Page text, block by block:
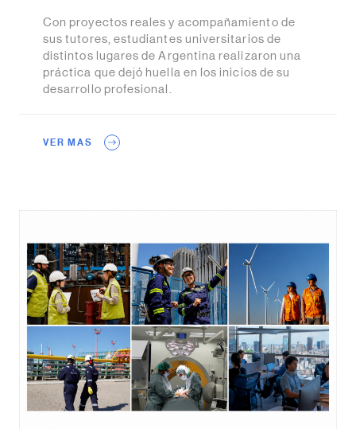
Con proyectos reales y acompañamiento de
sus tutores, estudiantes universitarios de
distintos lugares de Argentina realizaron una
práctica que dejó huella en los inicios de su
desarrollo profesional.
VER MAS